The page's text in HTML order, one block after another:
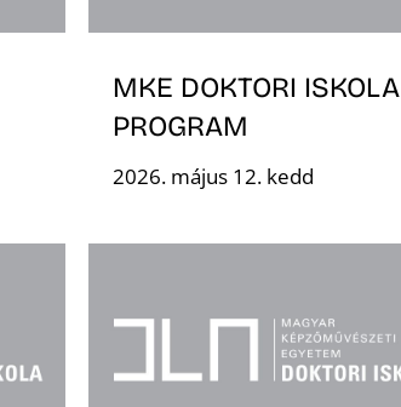
MKE DOKTORI ISKOLA
PROGRAM
2026. május 12. kedd